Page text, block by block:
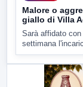
Malore o
giallo di Villa
Sarà affidato
settimana